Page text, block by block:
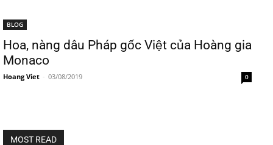
BLOG
Hoa, nàng dâu Pháp gốc Việt của Hoàng gia
Monaco
Hoang Viet - 03/08/2019 0
MOST READ